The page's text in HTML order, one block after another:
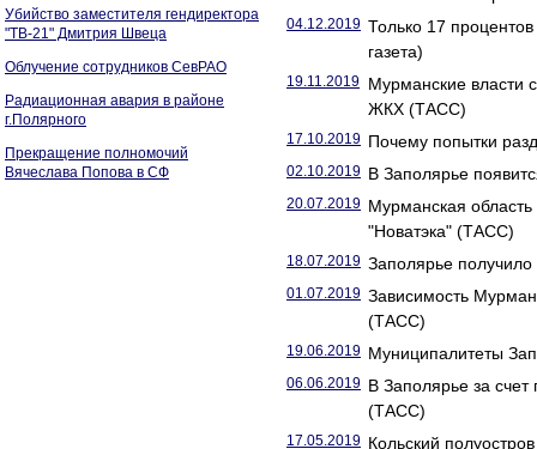
Убийство заместителя гендиректора
"ТВ-21" Дмитрия Швеца
Облучение сотрудников СевРАО
Радиационная авария в районе
г.Полярного
Прекращение полномочий
Вячеслава Попова в СФ
04.12.2019 Только 17
газета)
19.11.2019 Мурманские власти
ЖКХ (ТАСС)
17.10.2019 Почему попытки
02.10.2019 В Заполярье
20.07.2019 Мурманская область
"Новатэка" (ТАСС)
18.07.2019 Заполярье
01.07.2019 Зависимость
(ТАСС)
19.06.2019 Муниципалитеты
06.06.2019 В Заполярье за
(ТАСС)
17.05.2019 Кольский